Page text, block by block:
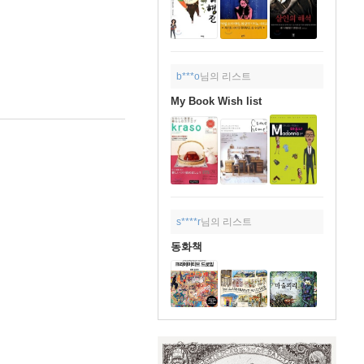
b***o님의 리스트
My Book Wish list
s****r님의 리스트
동화책